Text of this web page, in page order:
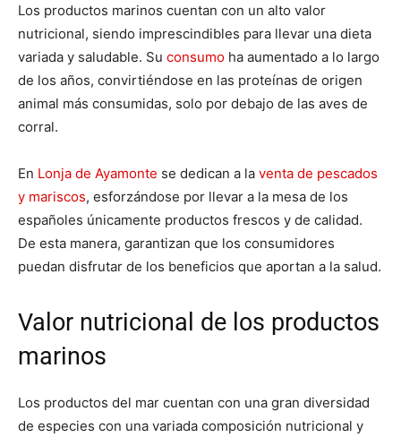
Los productos marinos cuentan con un alto valor
nutricional, siendo imprescindibles para llevar una dieta
variada y saludable. Su consumo ha aumentado a lo largo
de los años, convirtiéndose en las proteínas de origen
animal más consumidas, solo por debajo de las aves de
corral.
En Lonja de Ayamonte se dedican a la venta de pescados
y mariscos, esforzándose por llevar a la mesa de los
españoles únicamente productos frescos y de calidad.
De esta manera, garantizan que los consumidores
puedan disfrutar de los beneficios que aportan a la salud.
Valor nutricional de los productos
marinos
Los productos del mar cuentan con una gran diversidad
de especies con una variada composición nutricional y